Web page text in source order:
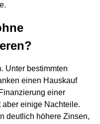
Unter bestimmten
einen Hauskauf
einer
aber einige Nachteile.
deutlich höhere Zinsen,